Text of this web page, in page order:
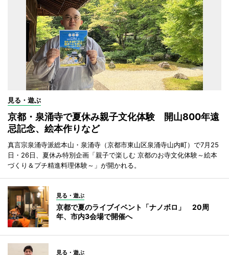
見る・遊ぶ
京都・泉涌寺で夏休み親子文化体験 開山800年遠
忌記念、絵本作りなど
真言宗泉涌寺派総本山・泉涌寺（京都市東山区泉涌寺山内町）で7月25
日・26日、夏休み特別企画「親子で楽しむ 京都のお寺文化体験～絵本
づくり＆プチ精進料理体験～」が開かれる。
見る・遊ぶ
京都で夏のライブイベント「ナノボロ」 20周
年、市内3会場で開催へ
見る・遊ぶ